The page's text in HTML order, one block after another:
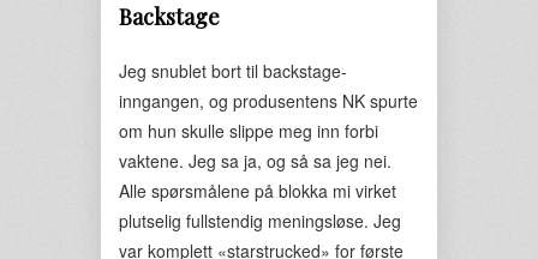
Backstage
Jeg snublet bort til backstage-
inngangen, og produsentens NK spurte
om hun skulle slippe meg inn forbi
vaktene. Jeg sa ja, og så sa jeg nei.
Alle spørsmålene på blokka mi virket
plutselig fullstendig meningsløse. Jeg
var komplett «starstrucked» for første